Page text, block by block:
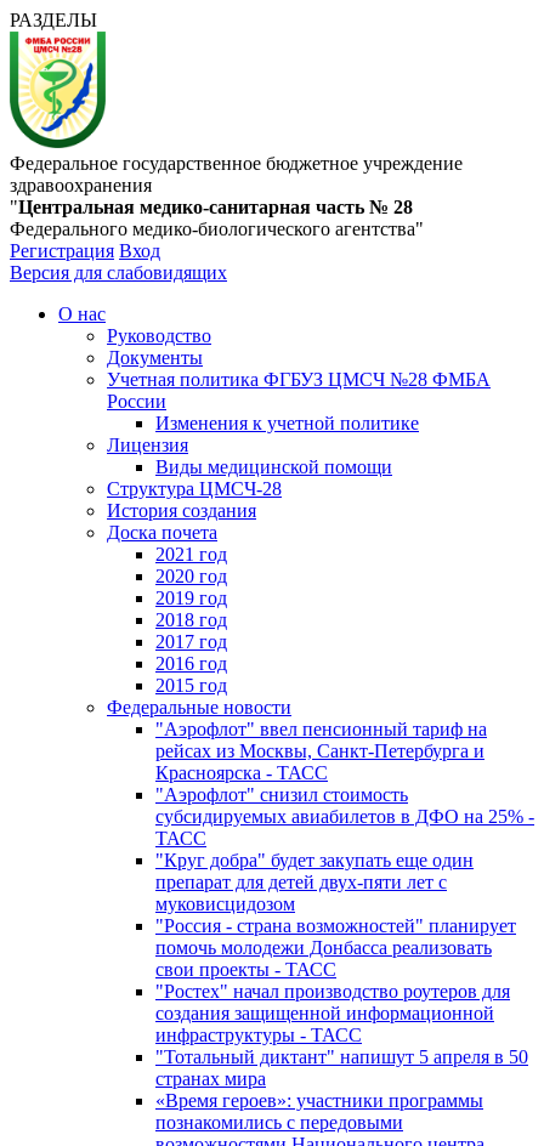
РАЗДЕЛЫ
Федеральное государственное бюджетное учреждение
здравоохранения
"Центральная медико-санитарная часть № 28
Федерального медико-биологического агентства"
Регистрация Вход
Версия для слабовидящих
О нас
Руководство
Документы
Учетная политика ФГБУЗ ЦМСЧ №28 ФМБА
России
Изменения к учетной политике
Лицензия
Виды медицинской помощи
Структура ЦМСЧ-28
История создания
Доска почета
2021 год
2020 год
2019 год
2018 год
2017 год
2016 год
2015 год
Федеральные новости
"Аэрофлот" ввел пенсионный тариф на
рейсах из Москвы, Санкт-Петербурга и
Красноярска - ТАСС
"Аэрофлот" снизил стоимость
субсидируемых авиабилетов в ДФО на 25% -
ТАСС
"Круг добра" будет закупать еще один
препарат для детей двух-пяти лет с
муковисцидозом
"Россия - страна возможностей" планирует
помочь молодежи Донбасса реализовать
свои проекты - ТАСС
"Ростех" начал производство роутеров для
создания защищенной информационной
инфраструктуры - ТАСС
"Тотальный диктант" напишут 5 апреля в 50
странах мира
«Время героев»: участники программы
познакомились с передовыми